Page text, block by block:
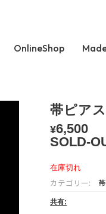
OnlineShop
帯ピア
¥6,500
SOLD-
在庫切れ
カテゴリー:
共有: